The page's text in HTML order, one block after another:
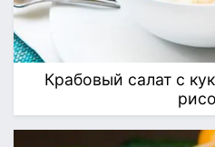
Крабовый салат с